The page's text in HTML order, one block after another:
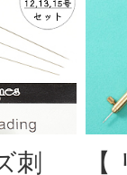
刺